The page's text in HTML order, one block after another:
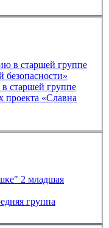
в старшей группе
«Славна
2 младшая
группа